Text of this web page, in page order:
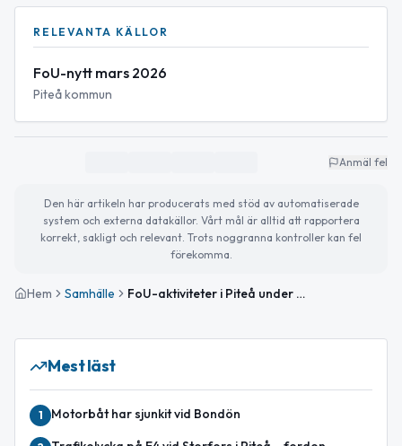
RELEVANTA KÄLLOR
FoU-nytt mars 2026
Piteå kommun
Anmäl fel
Den här artikeln har producerats med stöd av automatiserade
system och externa datakällor. Vårt mål är alltid att rapportera
korrekt, sakligt och relevant. Trots noggranna kontroller kan fel
förekomma.
Hem Samhälle FoU-aktiviteter i Piteå under mars 2026
Mest läst
1 Motorbåt har sjunkit vid Bondön